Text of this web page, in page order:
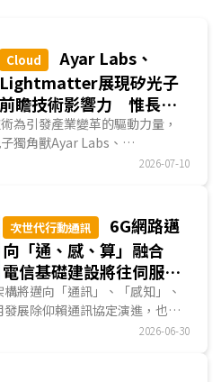
Cloud
Ayar Labs、
Lightmatter展現矽光子
前瞻技術影響力 惟長遠
發展仍仰賴生態系支持
為引發產業變革的驅動力量，
獨角獸Ayar Labs、
、3D封裝、異質整合和光
組件，且Ayar Labs、
新、前瞻性的光互連產品，長
技術將對資料中心、AI硬體供應
2026-07-10
次世代行動通訊
6G網路邁
向「通、感、算」融合
電信基礎建設將往伺服器
化發展
將邁向「通訊」、「感知」、
發展除仰賴通訊協定演進，也需
管理上的技術突破。次太赫茲頻
2026-06-30